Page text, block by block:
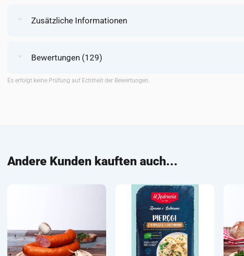
Zusätzliche Informationen
Bewertungen (129)
Es erfolgt keine Prüfung auf Echtheit der Bewertungen.
Andere Kunden kauften auch...